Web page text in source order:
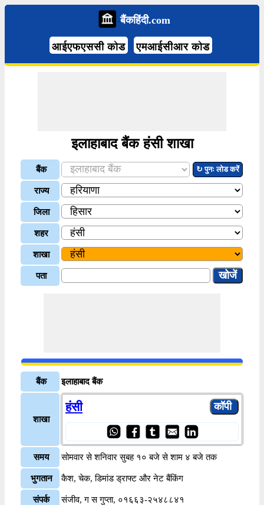
बैंकहिंदी.com
आईएफएससी कोड एमआईसीआर कोड
इलाहाबाद बैंक हंसी शाखा
बैंक ↻ पुनः लोड करें
राज्य
जिला
शहर
शाखा
पता
बैंक इलाहाबाद बैंक
शाखा
हंसी
समय सोमवार से शनिवार सुबह १० बजे से शाम ४ बजे तक
भुगतान कैश, चेक, डिमांड ड्राफ्ट और नेट बैंकिंग
संपर्क संजीव, ग स गुप्ता, ०१६६३-२५४८८४१